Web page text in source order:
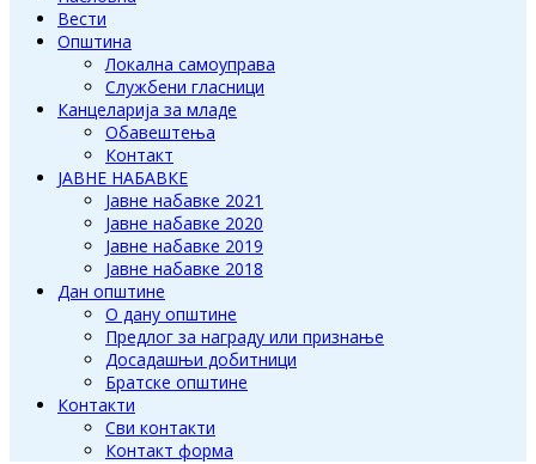
Вести
Општина
Локална самоуправа
Службени гласници
Канцеларија за младе
Обавештења
Контакт
ЈАВНЕ НАБАВКЕ
Јавне набавке 2021
Јавне набавке 2020
Јавне набавке 2019
Јавне набавке 2018
Дан општине
О дану општине
Предлог за награду или признање
Досадашњи добитници
Братске општине
Контакти
Сви контакти
Контакт форма